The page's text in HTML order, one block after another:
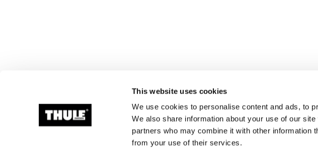
This website uses cookies
We use cookies to personalise content and ads, to
We also share information about your use of our
partners who may combine it with other information
from your use of their services.